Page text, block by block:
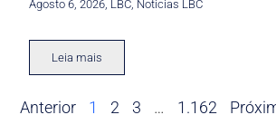
Agosto 6, 2026 LBC Noticias LBC
Leia mais
Anterior 1 2 3 … 1.162